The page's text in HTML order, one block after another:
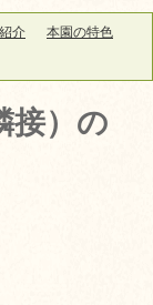
介
本園の特色
） の